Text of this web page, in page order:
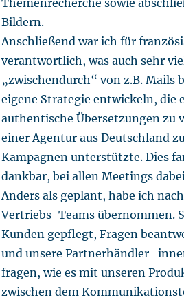
Themenrecherche sowie
Bildern.
Anschließend war ich für
verantwortlich, was auch sehr
„zwischendurch“ von z.B.
eigene Strategie entwickeln, die
authentische Übersetzungen zu
einer Agentur aus Deutschland
Kampagnen unterstützte. Dies
dankbar, bei allen Meetings
Anders als geplant, habe ich
Vertriebs-Teams übernommen.
Kunden gepflegt, Fragen
und unsere
fragen, wie es mit unseren
zwischen dem